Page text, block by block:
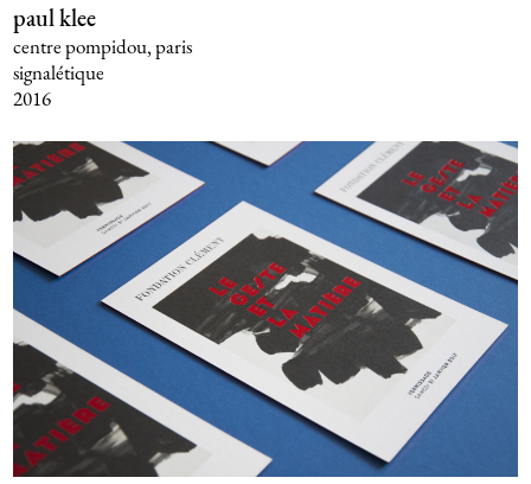
paul klee
centre pompidou, paris
signalétique
2016